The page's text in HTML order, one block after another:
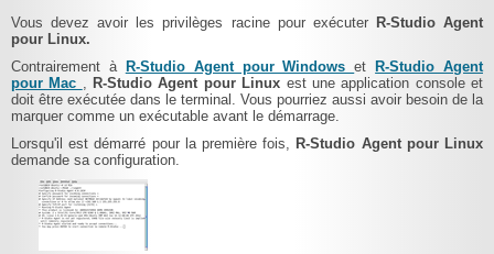
Vous devez avoir les privilèges racine pour exécuter R-Studio Agent
pour Linux.
Contrairement à R-Studio Agent pour Windowset
R-Studio Agent
pour Mac , R-Studio Agent pour Linux est une application console et
doit être exécutée dans le terminal. Vous pourriez aussi avoir besoin de la
marquer comme un exécutable avant le démarrage.
Lorsqu'il est démarré pour la première fois, R-Studio Agent pour Linux
demande sa configuration.